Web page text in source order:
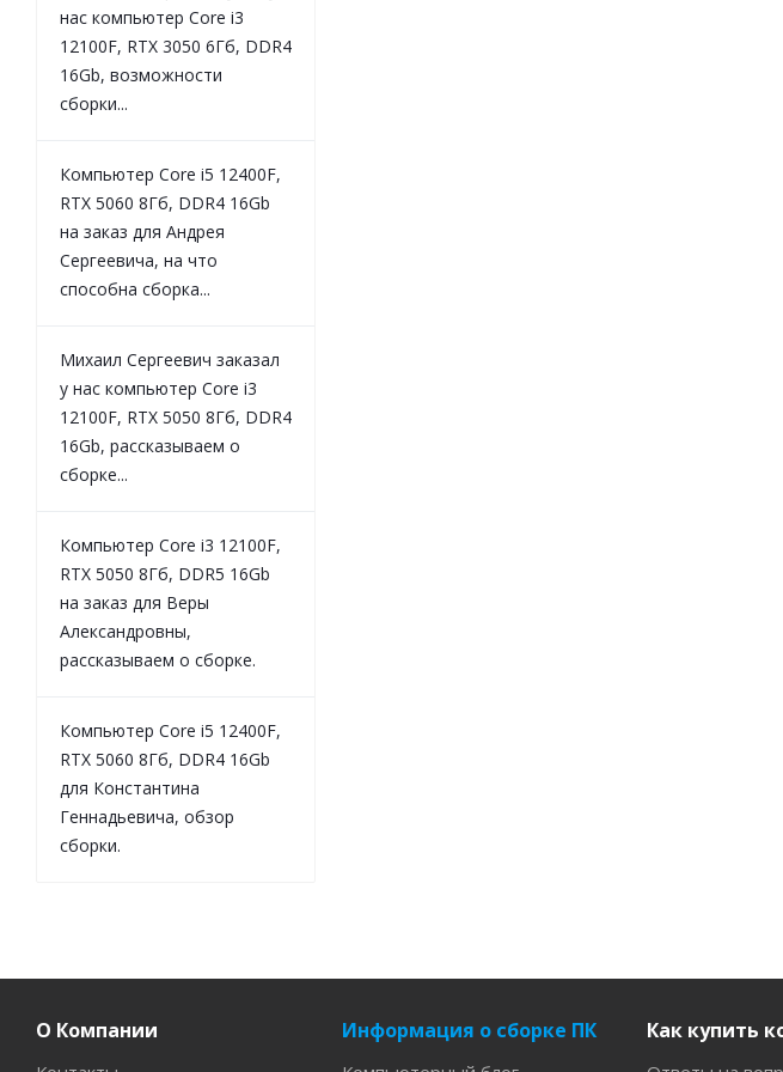
нас компьютер Core i3
12100F, RTX 3050 6Гб, DDR4
16Gb, возможности
сборки...
Компьютер Core i5 12400F,
RTX 5060 8Гб, DDR4 16Gb
на заказ для Андрея
Сергеевича, на что
способна сборка...
Михаил Сергеевич заказал
у нас компьютер Core i3
12100F, RTX 5050 8Гб, DDR4
16Gb, рассказываем о
сборке...
Компьютер Core i3 12100F,
RTX 5050 8Гб, DDR5 16Gb
на заказ для Веры
Александровны,
рассказываем о сборке.
Компьютер Core i5 12400F,
RTX 5060 8Гб, DDR4 16Gb
для Константина
Геннадьевича, обзор
сборки.
О Компании Информация о сборке ПК Как купить